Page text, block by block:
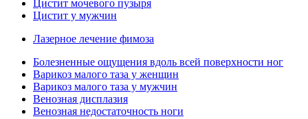
Цистит мочевого пузыря
Цистит у мужчин
Лазерное лечение фимоза
Болезненные ощущения вдоль всей поверхности ног
Варикоз малого таза у женщин
Варикоз малого таза у мужчин
Венозная дисплазия
Венозная недостаточность ноги